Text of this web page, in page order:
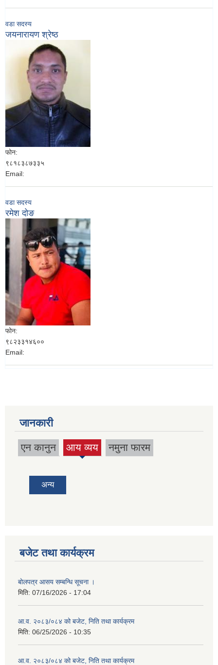
वडा सदस्य
जयनारायण श्रेष्ठ
फोन:
९८१८३८७३३५
Email:
वडा सदस्य
रमेश दोङ
फोन:
९८२३३१४६००
Email:
जानकारी
एन कानुन आय व्यय
(active
नमुना फारम
अन्य
बजेट तथा कार्यक्रम
बोलपत्र आसय सम्बन्धि सूचना ।
मिति: 07/16/2026 - 17:04
आ.व. २०८३/०८४ को बजेट, निति तथा कार्यक्रम
मिति: 06/25/2026 - 10:35
आ.व. २०८३/०८४ को बजेट, निति तथा कार्यक्रम